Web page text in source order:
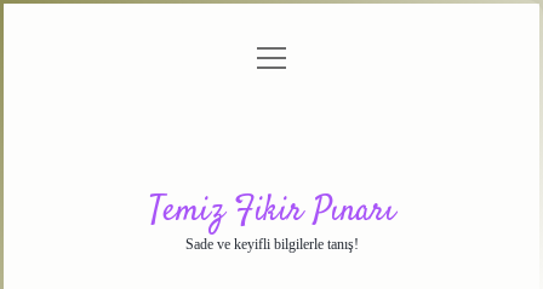
menüyü
Temiz Fikir Pınarı
Sade ve keyifli bilgilerle tanış!